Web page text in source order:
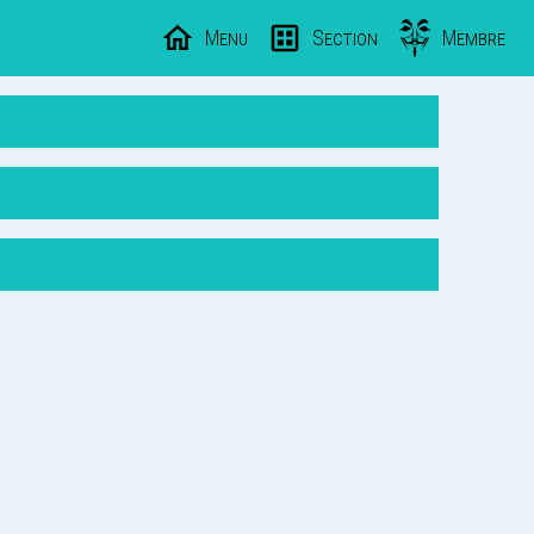
Menu Section Membre